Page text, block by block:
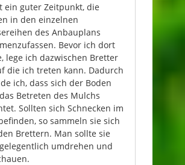
ein guter Zeitpunkt, die
in den einzelnen
des Anbauplans
Bevor ich dort
lege ich dazwischen Bretter
die ich treten kann. Dadurch
ich, dass sich der Boden
Betreten des Mulchs
Sollten sich Schnecken im
so sammeln sie sich
Brettern. Man sollte sie
umdrehen und